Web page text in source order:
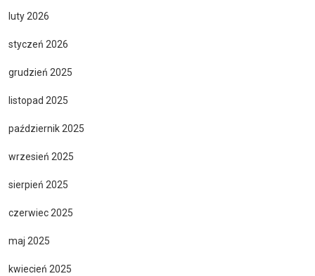
luty 2026
styczeń 2026
grudzień 2025
listopad 2025
październik 2025
wrzesień 2025
sierpień 2025
czerwiec 2025
maj 2025
kwiecień 2025